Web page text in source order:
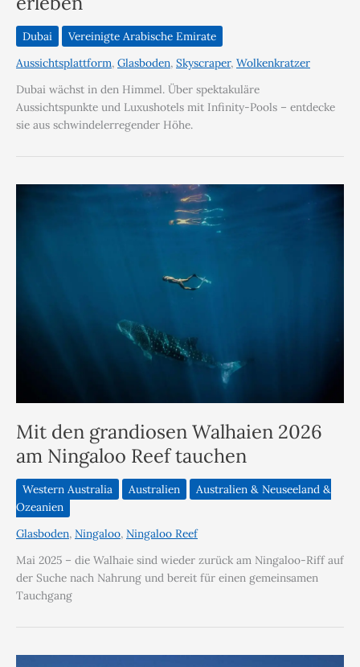
Dubai
Vereinigte Arabische Emirate
Aussichtsplattform, Glasboden, Skyscraper, Wolkenkratzer
Dubai wächst in den Himmel. Über spektakuläre
Aussichtspunkte und Luxushotels mit Infinity-Pools – entdecke
sie aus schwindelerregender Höhe.
Mit den grandiosen Walhaien 2026
am Ningaloo Reef tauchen
Western Australia Australien
Australien & Neuseeland &
Ozeanien
Glasboden, Ningaloo, Ningaloo Reef
Mai 2025 – die Walhaie sind wieder zurück am Ningaloo-Riff auf
der Suche nach Nahrung und bereit für einen gemeinsamen
Tauchgang